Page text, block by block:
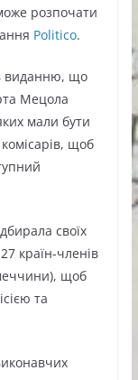
розпочати
Politico.
виданню, що
Мецола
мали бути
щоб
своїх
країн-членів
щоб
та